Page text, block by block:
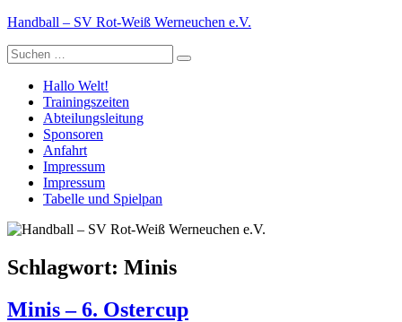
Zum
springen
Handball – SV Rot-Weiß Werneuchen e.V.
Suche
nach:
Hallo Welt!
Trainingszeiten
Abteilungsleitung
Sponsoren
Anfahrt
Impressum
Impressum
Tabelle und Spielpan
Schlagwort: Minis
Minis – 6. Ostercup